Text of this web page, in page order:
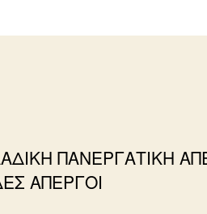
ΠΑΝΕΡΓΑΤΙΚΗ
ΑΠΕΡΓΟΙ